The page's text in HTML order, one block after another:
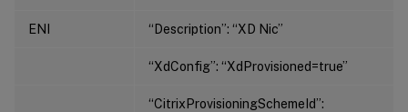
ENI “Description”: “XD Nic”
“XdConfig”: “XdProvisioned=true”
“CitrixProvisioningSchemeId”: